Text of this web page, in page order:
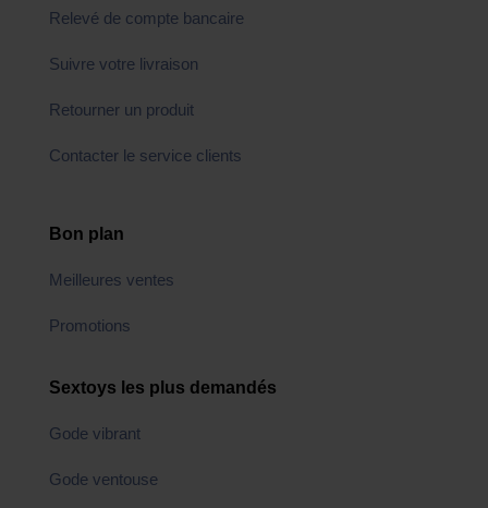
Relevé de compte bancaire
Suivre votre livraison
Retourner un produit
Contacter le service clients
Bon plan
Meilleures ventes
Promotions
Sextoys les plus demandés
Gode vibrant
Gode ventouse